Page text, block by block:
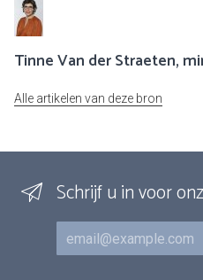
Tinne Van der Straeten,
Alle artikelen van deze bron
Schrijf u in voor
E-mail